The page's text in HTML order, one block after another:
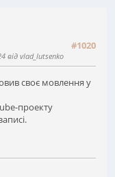
#1020
від vlad_lutsenko
своє мовлення у
проекту